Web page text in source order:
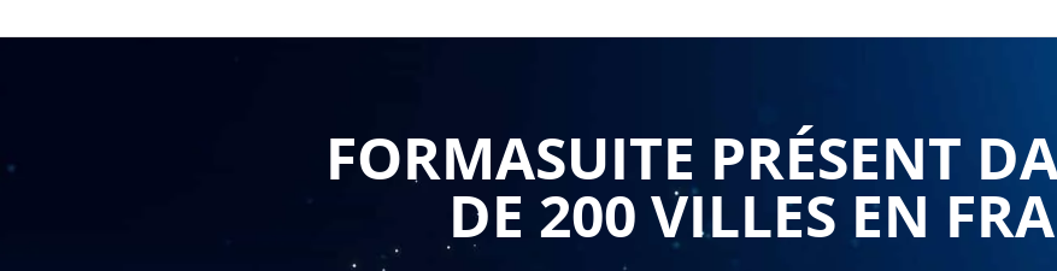
Cetteformation savoir animer la qualitépermet aux participants de maîtriser les outils et techniques
adapte gratuitement le contenu de ce programme à vos besoins spécifiques, garantissant ainsi une
montée en compétences directement applicable dans votre contexte professionnel.
L'apprentissage de l'animation qualité inclut également la gestion de projets qualité et l'accompagnement du
changement, deux aspects déterminants pour la réussite des initiatives d'amélioration continue. Cette
FORMASUITE PRÉSENT
DE 200 VILLES EN